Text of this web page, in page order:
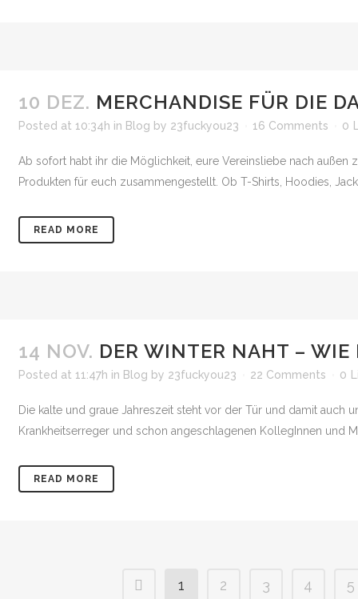
10 DEZ. MERCHANDISE FÜR DIE
Posted at 10:34h in Blog by 23fuckyou23 16 Comments 0
Ab sofort habt ihr die Möglichkeit, eure Vereinsliebe nach
Produkten für euch zusammengestellt. Ob T-Shirts, Hoodies,
READ MORE
14 NOV. DER WINTER NAHT –
Posted at 11:47h in Blog by 23fuckyou23 22 Comments 0
Die kalte und graue Jahreszeit steht vor der Tür und damit auch
Krankheitserreger und schon angeschlagenen KollegInnen und
READ MORE
1 2 3 4 5